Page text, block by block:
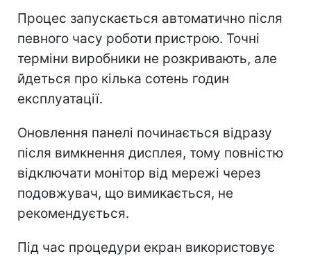
Процес запускається автоматично після
певного часу роботи пристрою. Точні
терміни виробники не розкривають, але
йдеться про кілька сотень годин
експлуатації.
Оновлення панелі починається відразу
після вимкнення дисплея, тому повністю
відключати монітор від мережі через
подовжувач, що вимикається, не
рекомендується.
Під час процедури екран використовує